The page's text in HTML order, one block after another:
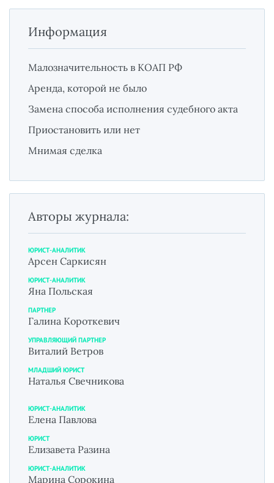
Информация
Малозначительность в КОАП РФ
Аренда, которой не было
Замена способа исполнения судебного акта
Приостановить или нет
Мнимая сделка
Авторы журнала:
ЮРИСТ-АНАЛИТИК
Арсен Саркисян
ЮРИСТ-АНАЛИТИК
Яна Польская
ПАРТНЕР
Галина Короткевич
УПРАВЛЯЮЩИЙ ПАРТНЕР
Виталий Ветров
МЛАДШИЙ ЮРИСТ
Наталья Свечникова
ЮРИСТ-АНАЛИТИК
Елена Павлова
ЮРИСТ
Елизавета Разина
ЮРИСТ-АНАЛИТИК
Марина Сорокина